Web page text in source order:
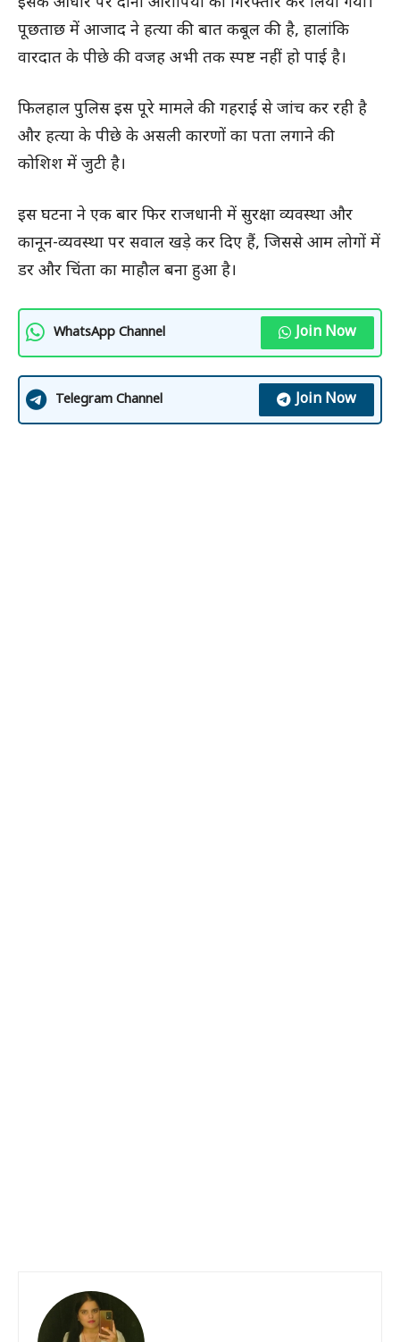
पूछताछ में आजाद ने हत्या की बात कबूल की है, हालांकि
वारदात के पीछे की वजह अभी तक स्पष्ट नहीं हो पाई है।
फिलहाल पुलिस इस पूरे मामले की गहराई से जांच कर रही है
और हत्या के पीछे के असली कारणों का पता लगाने की
कोशिश में जुटी है।
इस घटना ने एक बार फिर राजधानी में सुरक्षा व्यवस्था और
कानून-व्यवस्था पर सवाल खड़े कर दिए हैं, जिससे आम लोगों में
डर और चिंता का माहौल बना हुआ है।
WhatsApp Channel Join Now
Telegram Channel Join Now